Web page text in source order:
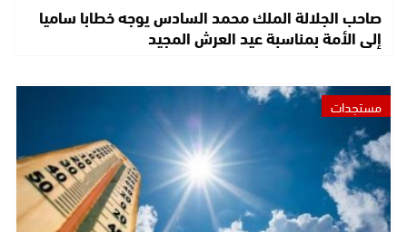
صاحب الجلالة الملك محمد السادس يوجه خطابا ساميا
إلى الأمة بمناسبة عيد العرش المجيد
مستجدات